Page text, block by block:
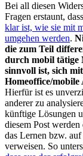
Bei all diesen
Fragen erstaunt, dass
klar ist, wie sie mit
umgehen werden.
die zum Teil
durch mobil tätige
sinnvoll ist, sich
Homeoffice/
Hierfür ist es
anderer zu
künftige Lösungen
diesem Post
das Lernen bzw.
verweisen. So